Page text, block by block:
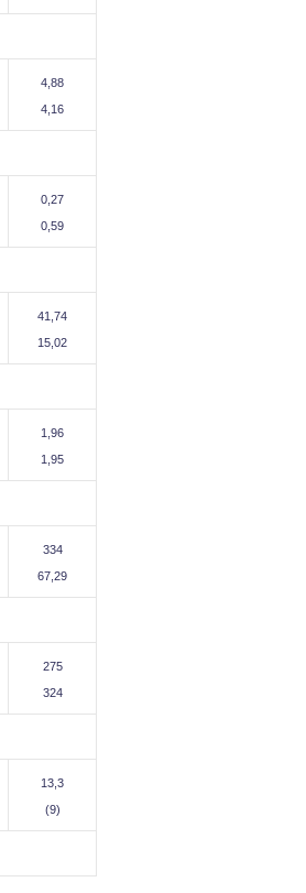
4,88
4,16
0,27
0,59
41,74
15,02
1,96
1,95
334
67,29
275
324
13,3
(9)